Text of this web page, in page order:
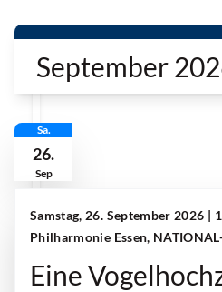
September
Sa.
26.
Sep
Samstag, 26. September 2026 |
Philharmonie Essen,
Eine